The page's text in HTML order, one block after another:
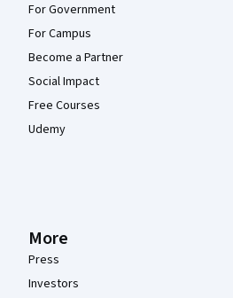
For Government
For Campus
Become a Partner
Social Impact
Free Courses
Udemy
More
Press
Investors